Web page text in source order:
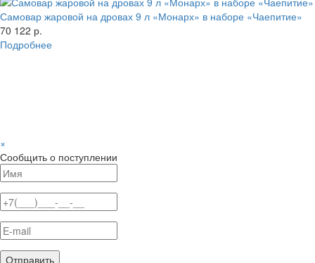
Самовар жаровой на дровах 9 л «Монарх» в наборе «Чаепитие»
70 122 р.
Подробнее
×
Сообщить о поступлении